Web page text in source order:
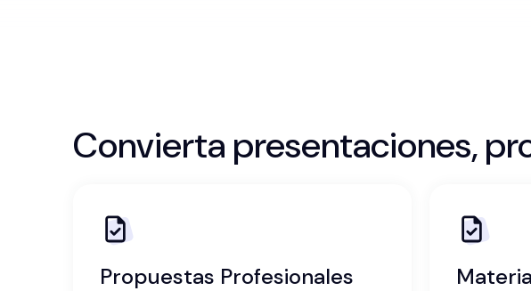
Convierta presentaciones,
Propuestas Profesionales